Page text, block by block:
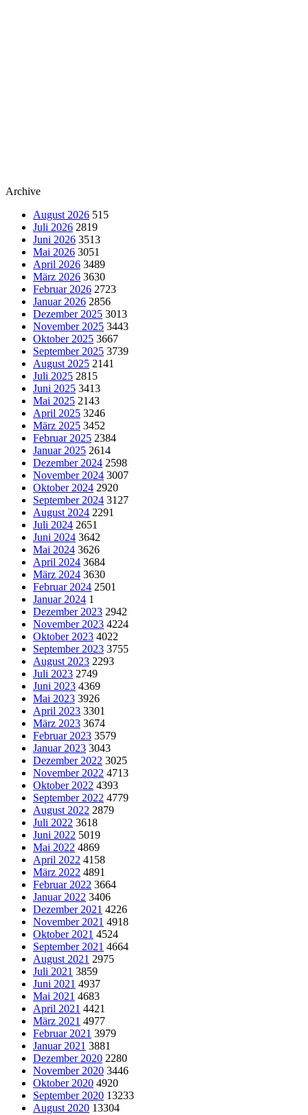
Archive
August 2026 515
Juli 2026 2819
Juni 2026 3513
Mai 2026 3051
April 2026 3489
März 2026 3630
Februar 2026 2723
Januar 2026 2856
Dezember 2025 3013
November 2025 3443
Oktober 2025 3667
September 2025 3739
August 2025 2141
Juli 2025 2815
Juni 2025 3413
Mai 2025 2143
April 2025 3246
März 2025 3452
Februar 2025 2384
Januar 2025 2614
Dezember 2024 2598
November 2024 3007
Oktober 2024 2920
September 2024 3127
August 2024 2291
Juli 2024 2651
Juni 2024 3642
Mai 2024 3626
April 2024 3684
März 2024 3630
Februar 2024 2501
Januar 2024 1
Dezember 2023 2942
November 2023 4224
Oktober 2023 4022
September 2023 3755
August 2023 2293
Juli 2023 2749
Juni 2023 4369
Mai 2023 3926
April 2023 3301
März 2023 3674
Februar 2023 3579
Januar 2023 3043
Dezember 2022 3025
November 2022 4713
Oktober 2022 4393
September 2022 4779
August 2022 2879
Juli 2022 3618
Juni 2022 5019
Mai 2022 4869
April 2022 4158
März 2022 4891
Februar 2022 3664
Januar 2022 3406
Dezember 2021 4226
November 2021 4918
Oktober 2021 4524
September 2021 4664
August 2021 2975
Juli 2021 3859
Juni 2021 4937
Mai 2021 4683
April 2021 4421
März 2021 4977
Februar 2021 3979
Januar 2021 3881
Dezember 2020 2280
November 2020 3446
Oktober 2020 4920
September 2020 13233
August 2020 13304